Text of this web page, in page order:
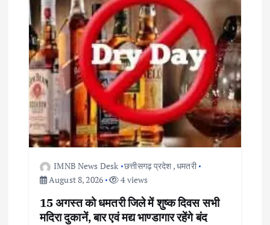
g
a
t
IMNB News Desk छत्तीसगढ़ प्रदेश ,धमतरी
August 8, 2026
4 views
15 अगस्त को धमतरी जिले में शुष्क दिवस सभी
मदिरा दुकानें, बार एवं मद्य भाण्डागार रहेंगे बंद